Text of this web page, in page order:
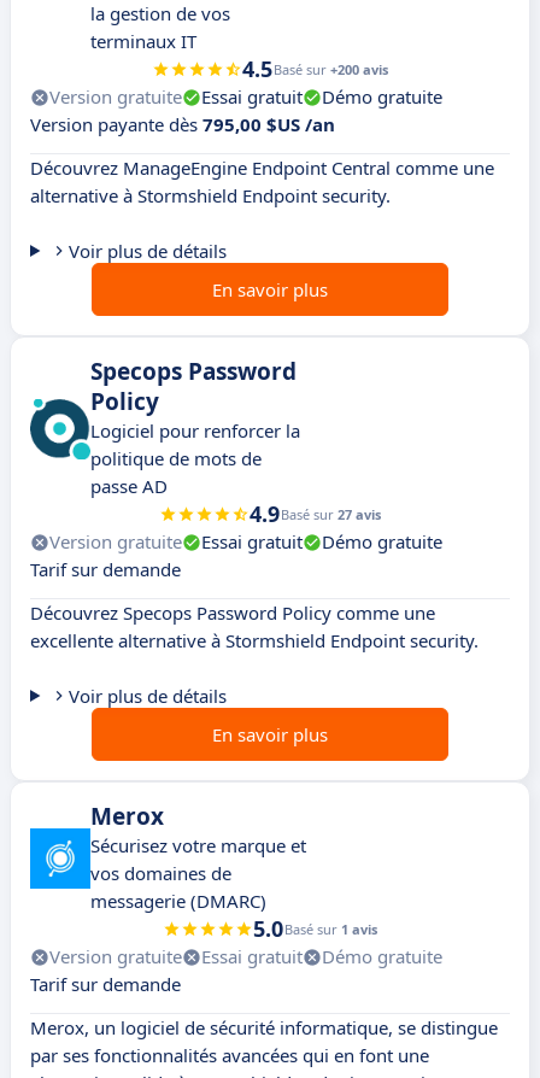
la gestion de vos
terminaux IT
4.5Basé sur +200 avis
Version gratuite Essai gratuit
Démo gratuite
Version payante dès 795,00 $US /an
Découvrez ManageEngine Endpoint Central comme une
alternative à Stormshield Endpoint security.
Voir plus de détails
En savoir plus
Specops Password
Policy
Logiciel pour renforcer la
politique de mots de
passe AD
4.9Basé sur 27 avis
Version gratuite Essai gratuit
Démo gratuite
Tarif sur demande
Découvrez Specops Password Policy comme une
excellente alternative à Stormshield Endpoint security.
Voir plus de détails
En savoir plus
Merox
Sécurisez votre marque et
vos domaines de
messagerie (DMARC)
5.0Basé sur 1 avis
Version gratuite Essai gratuit
Démo gratuite
Tarif sur demande
Merox, un logiciel de sécurité informatique, se distingue
par ses fonctionnalités avancées qui en font une